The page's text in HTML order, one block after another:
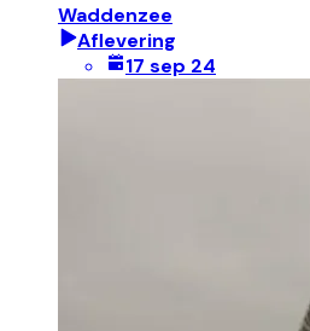
Waddenzee
Aflevering
17 sep 24